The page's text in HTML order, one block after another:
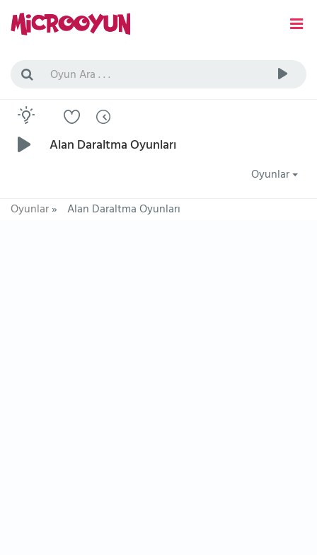
Alan Daraltma Oyunları
Oyunlar
Oyunlar» Alan Daraltma Oyunları